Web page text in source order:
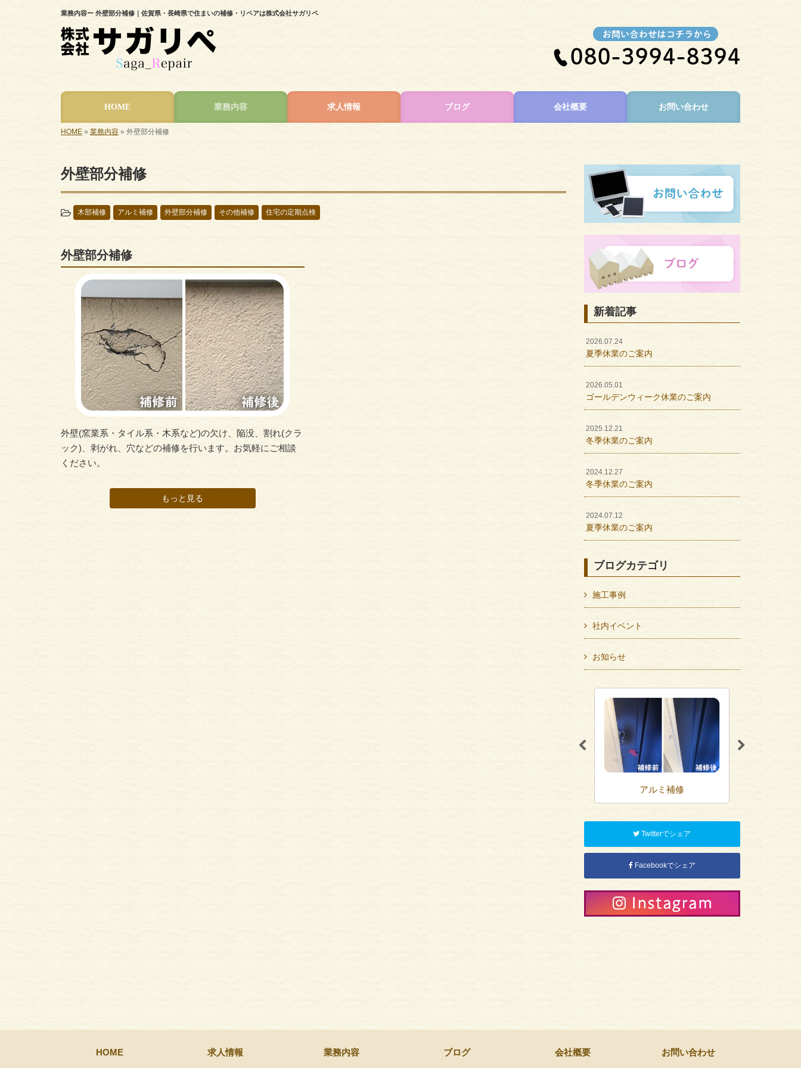
業務内容ー 外壁部分補修｜佐賀県・長崎県で住まいの補修・リペアは株式会社サガリペ
HOME 業務内容 求人情報 ブログ 会社概要 お問い合わせ
HOME » 業務内容 » 外壁部分補修
外壁部分補修
木部補修 アルミ補修 外壁部分補修 その他補修 住宅の定期点検
外壁部分補修
外壁(窯業系・タイル系・木系など)の欠け、陥没、割れ(クラ
ック)、剥がれ、穴などの補修を行います。お気軽にご相談
ください。
もっと見る
新着記事
2026.07.24
夏季休業のご案内
2026.05.01
ゴールデンウィーク休業のご案内
2025.12.21
冬季休業のご案内
2024.12.27
冬季休業のご案内
2024.07.12
夏季休業のご案内
ブログカテゴリ
施工事例
社内イベント
お知らせ
住宅の定期点検 木部補修 アルミ補修 外壁
Twitterでシェア
Facebookでシェア
HOME 求人情報 業務内容 ブログ 会社概要 お問い合わせ